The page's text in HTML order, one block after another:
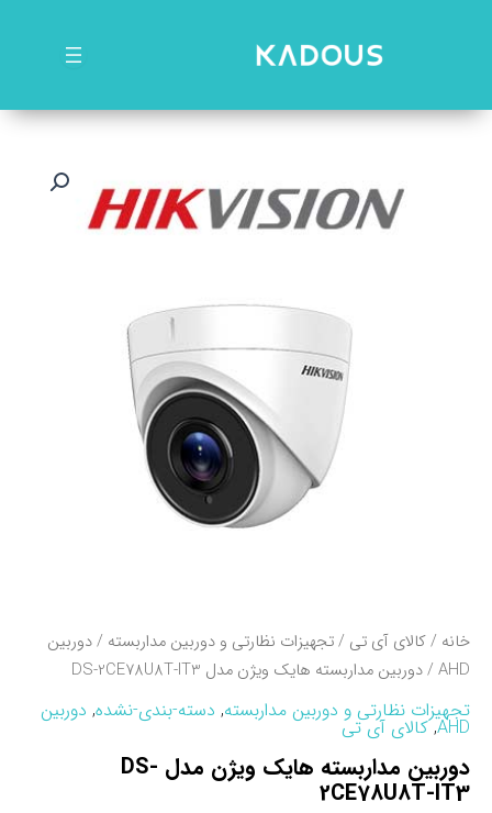
خانه /کالای آی تی /تجهیزات نظارتی و دوربین مداربسته /دوربین
AHD / دوربین مداربسته هایک ویژن مدل DS-2CE78U8T-IT3
تجهیزات نظارتی و دوربین مداربسته, دسته-بندی-نشده, دوربین
AHD
,کالای آی تی
دوربین مداربسته هایک ویژن مدل DS-
2CE78U8T-IT3